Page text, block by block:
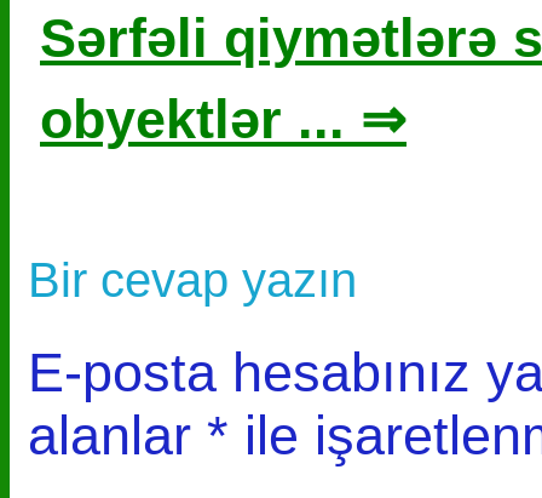
Sərfəli qiymətlərə
obyektlər ... ⇒
Bir cevap yazın
E-posta hesabınız
alanlar * ile